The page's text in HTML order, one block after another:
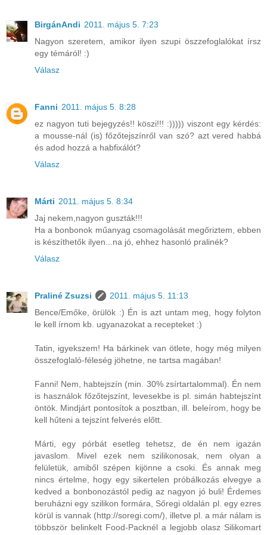
BirgánAndi 2011. május 5. 7:23
Nagyon szeretem, amikor ilyen szupi öszzefoglalókat írsz
egy témáról! :)
Válasz
Fanni 2011. május 5. 8:28
ez nagyon tuti bejegyzés!! köszi!!! :))))) viszont egy kérdés:
a mousse-nál (is) főzőtejszínről van szó? azt vered habbá
és adod hozzá a habfixálót?
Válasz
Márti 2011. május 5. 8:34
Jaj nekem,nagyon guszták!!!
Ha a bonbonok műanyag csomagolását megőriztem, ebben
is készíthetők ilyen...na jó, ehhez hasonló pralinék?
Válasz
Praliné Zsuzsi
2011. május 5. 11:13
Bence/Emőke, örülök :) Én is azt untam meg, hogy folyton
le kell írnom kb. ugyanazokat a recepteket :)
Tatin, igyekszem! Ha bárkinek van ötlete, hogy még milyen
összefoglaló-féleség jöhetne, ne tartsa magában!
Fanni! Nem, habtejszín (min. 30% zsírtartalommal). Én nem
is használok főzőtejszínt, levesekbe is pl. simán habtejszínt
öntök. Mindjárt pontosítok a posztban, ill. beleírom, hogy be
kell hűteni a tejszínt felverés előtt.
Márti, egy pórbát esetleg tehetsz, de én nem igazán
javaslom. Mivel ezek nem szilikonosak, nem olyan a
felületük, amiből szépen kijönne a csoki. És annak meg
nincs értelme, hogy egy sikertelen próbálkozás elvegye a
kedved a bonbonozástól pedig az nagyon jó buli! Érdemes
beruházni egy szilikon formára, Sőregi oldalán pl. egy ezres
körül is vannak (http://soregi.com/), illetve pl. a már nálam is
többször belinkelt Food-Packnél a legjobb olasz Silikomart